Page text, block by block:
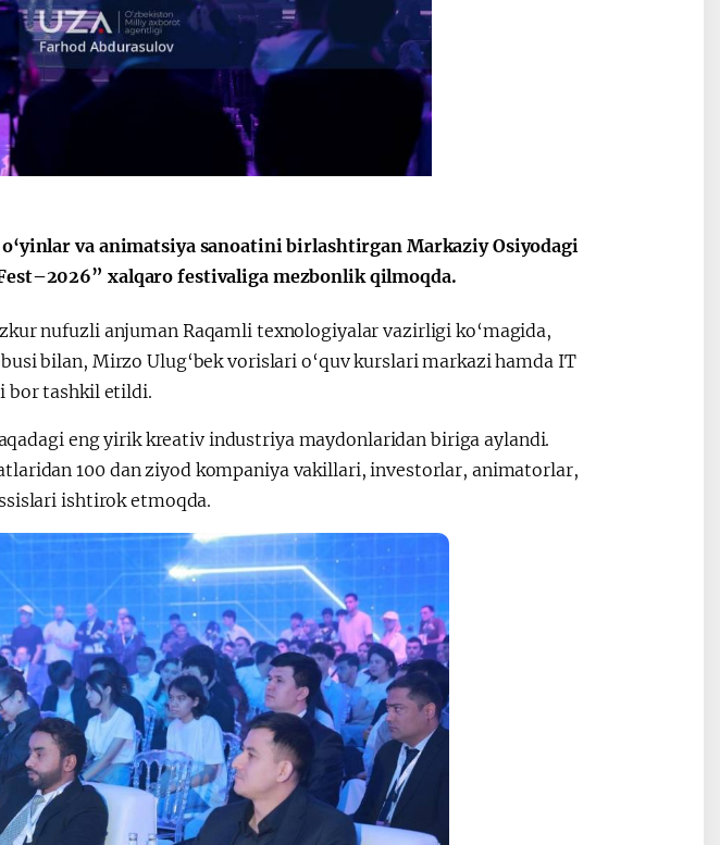
Видеоселекторные
Президента
Шавката
Мирзиёева
После визита
va animatsiya sanoatini birlashtirgan Markaziy Osiyodagi
xalqaro festivaliga mezbonlik qilmoqda.
nufuzli anjuman Raqamli texnologiyalar vazirligi ko‘magida,
bilan, Mirzo Ulug‘bek vorislari o‘quv kurslari markazi hamda IT
bor tashkil etildi.
eng yirik kreativ industriya maydonlaridan biriga aylandi.
100 dan ziyod kompaniya vakillari, investorlar, animatorlar,
ishtirok etmoqda.